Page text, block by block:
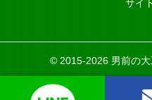
サイ
© 2015-2026 男前の